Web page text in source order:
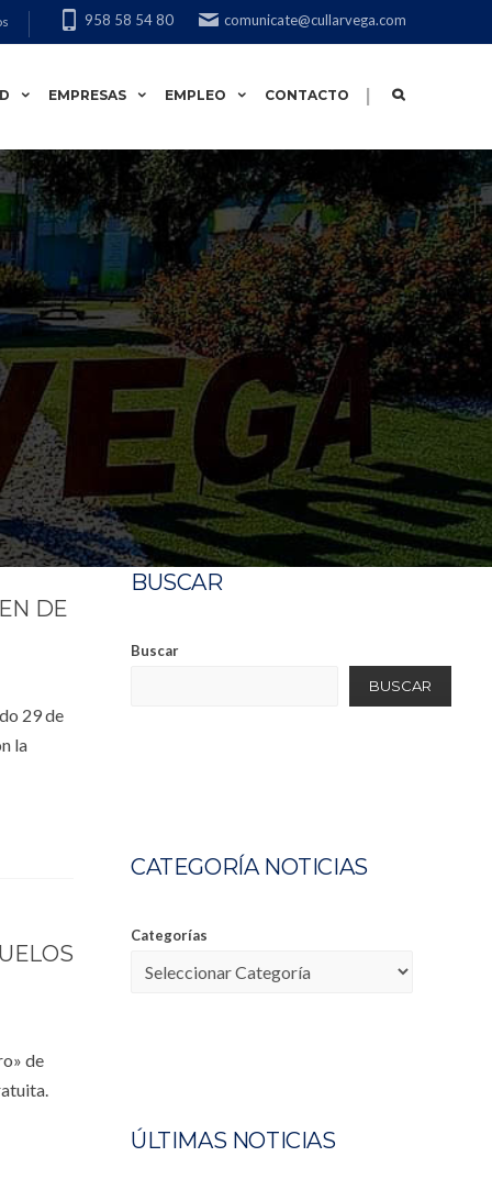
comunicate@cullarvega.com
958 58 54 80
EMPRESAS EMPLEO CONTACTO |
DE
29 de
la
de
BUSCAR
Buscar
BUSCAR
CATEGORÍA NOTICIAS
Categorías
ÚLTIMAS NOTICIAS